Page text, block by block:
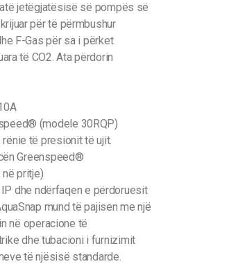
jetëgjatësisë së pompës së
për të përmbushur
F-Gas për sa i përket
të CO2. Ata përdorin
(modele 30RQP)
të presionit të ujit.
Greenspeed®
pritje)
dhe ndërfaqen e përdoruesit
mund të pajisen me një
në operacione të
dhe tubacioni i furnizimit
të njësisë standarde.